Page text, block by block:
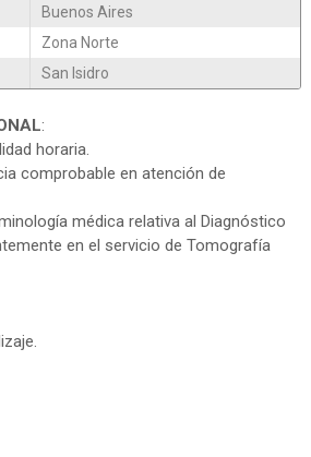
Buenos Aires
Zona Norte
San Isidro
:
horaria.
comprobable en atención de
médica relativa al Diagnóstico
en el servicio de Tomografía